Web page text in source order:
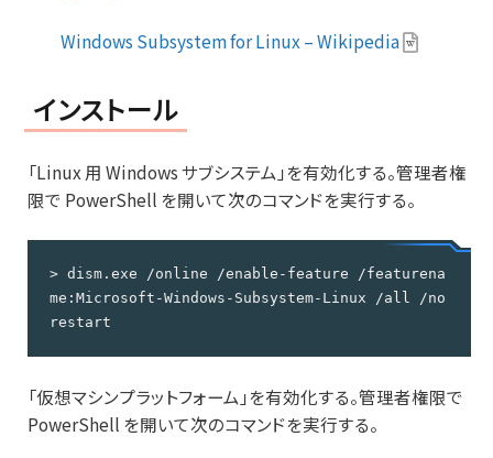
Windows Subsystem for Linux – Wikipedia
インストール
「Linux 用 Windows サブシステム」を有効化する。管理者権
限で PowerShell を開いて次のコマンドを実行する。
> dism.exe /online /enable-feature /featurena
me:Microsoft-Windows-Subsystem-Linux /all /no
restart
「仮想マシンプラットフォーム」を有効化する。管理者権限で
PowerShell を開いて次のコマンドを実行する。